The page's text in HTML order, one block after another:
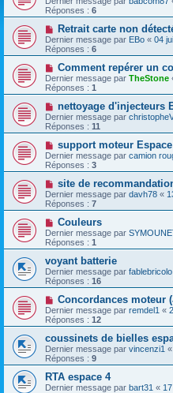
Réponses : 6
Retrait carte non
Dernier message par EBo « 04
Réponses : 6
Comment repérer un
Dernier message par TheStone
Réponses : 1
nettoyage d'injecteurs
Dernier message par
Réponses : 11
support moteur
Dernier message par camion
Réponses : 3
site de
Dernier message par davh78 «
Réponses : 7
Couleurs
Dernier message par
Réponses : 1
voyant batterie
Dernier message par fablebricolo
Réponses : 16
Concordances moteur
Dernier message par remdel1 «
Réponses : 12
coussinets de bielles
Dernier message par vincenzi1 «
Réponses : 9
RTA espace 4
Dernier message par bart31 «